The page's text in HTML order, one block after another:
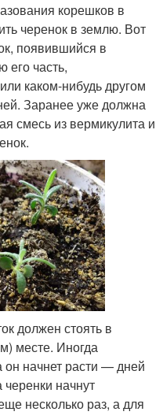
корешков в
черенок в землю. Вот
появившийся в
часть,
каком-нибудь другом
Заранее уже должна
смесь из вермикулита и
должен стоять в
месте. Иногда
начнет расти — дней
черенки начнут
несколько раз, а для